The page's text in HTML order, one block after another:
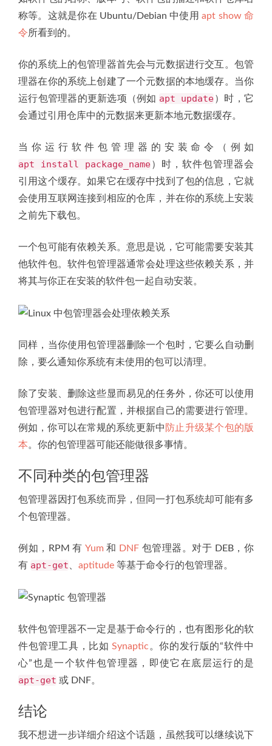
称等。这就是你在 Ubuntu/Debian 中使用 apt show 命
令所看到的。
你的系统上的包管理器首先会与元数据进行交互。包管
理器在你的系统上创建了一个元数据的本地缓存。当你
运行包管理器的更新选项（例如 apt update）时，它
会通过引用仓库中的元数据来更新本地元数据缓存。
当你运行软件包管理器的安装命令（例如
apt install package_name）时，软件包管理器会
引用这个缓存。如果它在缓存中找到了包的信息，它就
会使用互联网连接到相应的仓库，并在你的系统上安装
之前先下载包。
一个包可能有依赖关系。意思是说，它可能需要安装其
他软件包。软件包管理器通常会处理这些依赖关系，并
将其与你正在安装的软件包一起自动安装。
同样，当你使用包管理器删除一个包时，它要么自动删
除，要么通知你系统有未使用的包可以清理。
除了安装、删除这些显而易见的任务外，你还可以使用
包管理器对包进行配置，并根据自己的需要进行管理。
例如，你可以在常规的系统更新中 防止升级某个包的版
本。你的包管理器可能还能做很多事情。
不同种类的包管理器
包管理器因打包系统而异，但同一打包系统却可能有多
个包管理器。
例如，RPM 有 Yum 和 DNF 包管理器。对于 DEB，你
有 apt-get aptitude 等基于命令行的包管理器。
软件包管理器不一定是基于命令行的，也有图形化的软
件包管理工具，比如 Synaptic 。你的发行版的“软件中
心”也是一个软件包管理器，即使它在底层运行的是
apt-get 或 DNF。
结论
我不想进一步详细介绍这个话题，虽然我可以继续说下